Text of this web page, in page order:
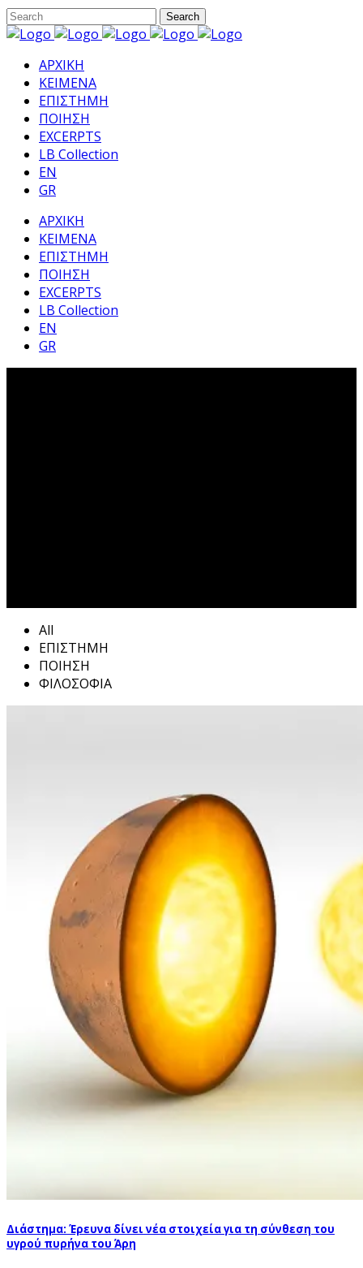
ΑΡΧΙΚΗ
ΚΕΙΜΕΝΑ
ΕΠΙΣΤΗΜΗ
ΠΟΙΗΣΗ
EXCERPTS
LB Collection
EN
GR
ΑΡΧΙΚΗ
ΚΕΙΜΕΝΑ
ΕΠΙΣΤΗΜΗ
ΠΟΙΗΣΗ
EXCERPTS
LB Collection
EN
GR
All
ΕΠΙΣΤΗΜΗ
ΠΟΙΗΣΗ
ΦΙΛΟΣΟΦΙΑ
Διάστημα: Έρευνα δίνει νέα στοιχεία για τη σύνθεση του
υγρού πυρήνα του Άρη